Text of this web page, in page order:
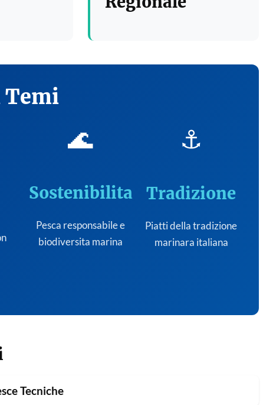
Temi
🌊
Sostenibilita
Pesca responsabile e
biodiversita marina
⚓
Tradizione
Piatti della tradizione
marinara italiana
Tecniche